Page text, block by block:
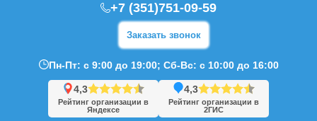
+7 (351)751-09-59
Заказать звонок
Пн-Пт: с 9:00 до 19:00; Сб-Вс: с 10:00 до 16:00
4,3
Рейтинг организации в
Яндексе
4,3
Рейтинг организации в
2ГИС